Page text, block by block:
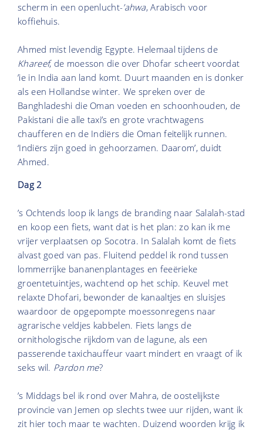
scherm in een openlucht-’ahwa, Arabisch voor
koffiehuis.
Ahmed mist levendig Egypte. Helemaal tijdens de
Khareef, de moesson die over Dhofar scheert voordat
’ie in India aan land komt. Duurt maanden en is donker
als een Hollandse winter. We spreken over de
Banghladeshi die Oman voeden en schoonhouden, de
Pakistani die alle taxi’s en grote vrachtwagens
chaufferen en de Indiërs die Oman feitelijk runnen.
‘Indiërs zijn goed in gehoorzamen. Daarom’, duidt
Ahmed.
Dag 2
’s Ochtends loop ik langs de branding naar Salalah-stad
en koop een fiets, want dat is het plan: zo kan ik me
vrijer verplaatsen op Socotra. In Salalah komt de fiets
alvast goed van pas. Fluitend peddel ik rond tussen
lommerrijke bananenplantages en feeërieke
groentetuintjes, wachtend op het schip. Keuvel met
relaxte Dhofari, bewonder de kanaaltjes en sluisjes
waardoor de opgepompte moessonregens naar
agrarische veldjes kabbelen. Fiets langs de
ornithologische rijkdom van de lagune, als een
passerende taxichauffeur vaart mindert en vraagt of ik
seks wil. Pardon me?
’s Middags bel ik rond over Mahra, de oostelijkste
provincie van Jemen op slechts twee uur rijden, want ik
zit hier toch maar te wachten. Duizend woorden krijg ik